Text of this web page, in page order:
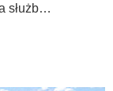
służb…